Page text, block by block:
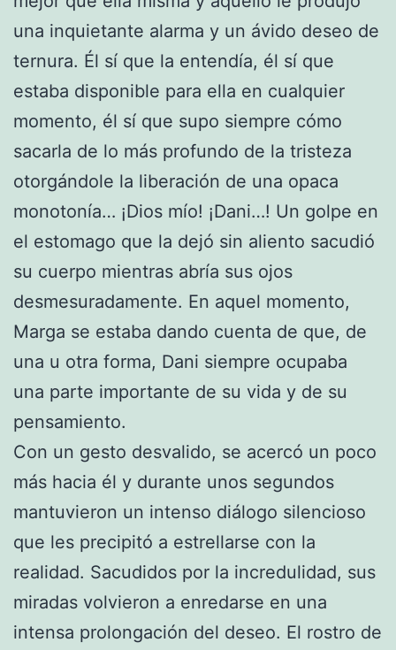
una inquietante alarma y un ávido deseo de
ternura. Él sí que la entendía, él sí que
estaba disponible para ella en cualquier
momento, él sí que supo siempre cómo
sacarla de lo más profundo de la tristeza
otorgándole la liberación de una opaca
monotonía… ¡Dios mío! ¡Dani…! Un golpe en
el estomago que la dejó sin aliento sacudió
su cuerpo mientras abría sus ojos
desmesuradamente. En aquel momento,
Marga se estaba dando cuenta de que, de
una u otra forma, Dani siempre ocupaba
una parte importante de su vida y de su
pensamiento.
Con un gesto desvalido, se acercó un poco
más hacia él y durante unos segundos
mantuvieron un intenso diálogo silencioso
que les precipitó a estrellarse con la
realidad. Sacudidos por la incredulidad, sus
miradas volvieron a enredarse en una
intensa prolongación del deseo. El rostro de